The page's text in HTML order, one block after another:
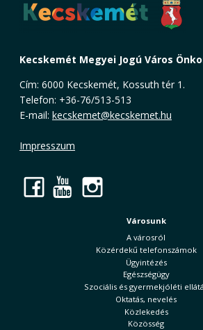
Kecskemét Megyei Jogú Város
Cím: 6000 Kecskemét, Kossuth tér 1.
Telefon: +36-76/513-513
E-mail: kecskemet@kecskemet.hu
Impresszum
Facebook
YouTube
Városunk
A városról
Közérdekű telefonszámok
Ügyintézés
Egészségügy
Szociális és gyermekjóléti
Oktatás, nevelés
Közlekedés
Közösség